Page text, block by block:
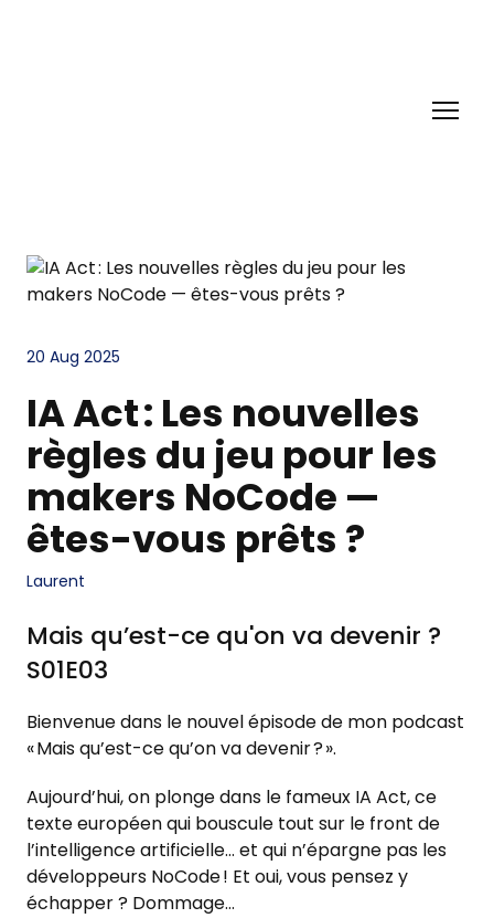
20 Aug 2025
IA Act : Les nouvelles
règles du jeu pour les
makers NoCode —
êtes-vous prêts ?
Laurent
Mais qu’est-ce qu'on va devenir ?
S01E03
Bienvenue dans le nouvel épisode de mon podcast
« Mais qu’est-ce qu’on va devenir ? ».
Aujourd’hui, on plonge dans le fameux IA Act, ce
texte européen qui bouscule tout sur le front de
l’intelligence artificielle… et qui n’épargne pas les
développeurs NoCode ! Et oui, vous pensez y
échapper ? Dommage…